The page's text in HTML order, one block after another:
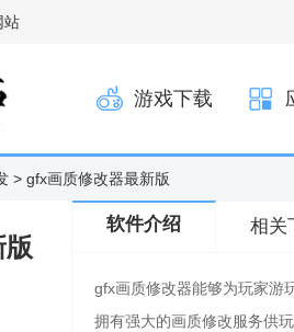
站
游戏下载
> gfx画质修改器最新版
软件介绍 相关
gfx画质修改器能够为玩家游
拥有强大的画质修改服务供